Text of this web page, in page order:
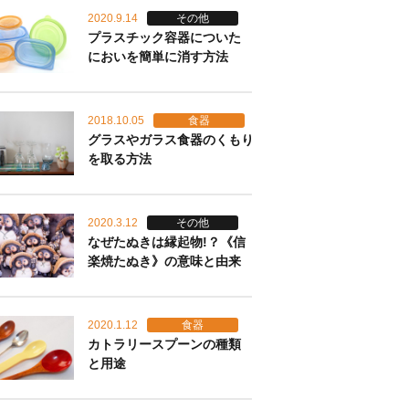
2020.9.14 その他
プラスチック容器についた
においを簡単に消す方法
2018.10.05 食器
グラスやガラス食器のくもり
を取る方法
2020.3.12 その他
なぜたぬきは縁起物!？《信
楽焼たぬき》の意味と由来
2020.1.12 食器
カトラリースプーンの種類
と用途